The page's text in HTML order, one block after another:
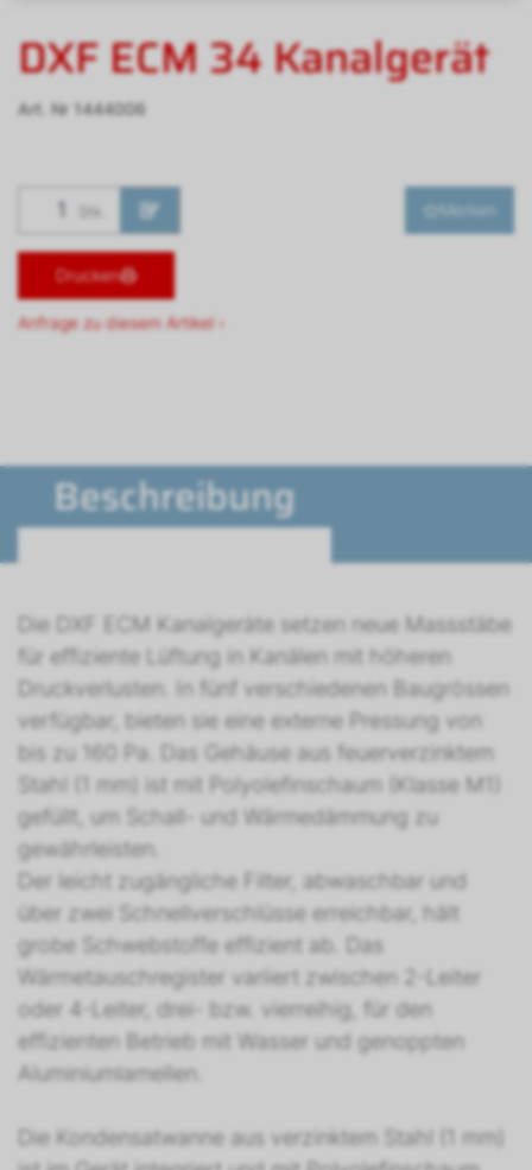
DXF ECM 34 Kanalgerät
Art. Nr 1444006
Stk. Merken
Drucken
Anfrage zu diesem Artikel ›
Beschreibung
Die DXF ECM Kanalgeräte setzen neue Massstäbe
für effiziente Lüftung in Kanälen mit höheren
Druckverlusten. In fünf verschiedenen Baugrössen
verfügbar, bieten sie eine externe Pressung von
bis zu 160 Pa. Das Gehäuse aus feuerverzinktem
Stahl (1 mm) ist mit Polyolefinschaum (Klasse M1)
gefüllt, um Schall- und Wärmedämmung zu
gewährleisten.
Der leicht zugängliche Filter, abwaschbar und
über zwei Schnellverschlüsse erreichbar, hält
grobe Schwebstoffe effizient ab. Das
Wärmetauschregister variiert zwischen 2-Leiter
oder 4-Leiter, drei- bzw. vierreihig, für den
effizienten Betrieb mit Wasser und genoppten
Aluminiumlamellen.
Die Kondensatwanne aus verzinktem Stahl (1 mm)